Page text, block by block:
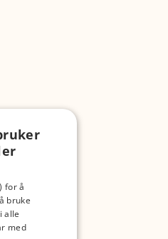
for å
bruke
alle
med